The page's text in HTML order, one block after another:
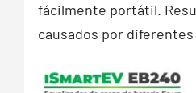
fácilmente portátil.
causados por